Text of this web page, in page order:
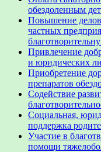
обездоленным
Повышение
частных
Привлечение
и юридических
Приобретение
препаратов
Содействие
Социальная,
поддержка
Участие в
помощи